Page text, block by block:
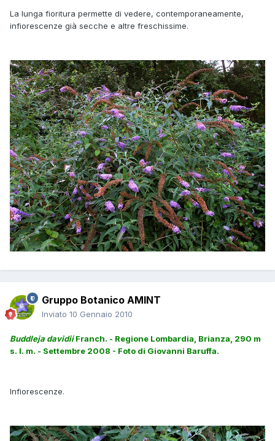
La lunga fioritura permette di vedere, contemporaneamente,
infiorescenze già secche e altre freschissime.
Gruppo Botanico AMINT
Inviato 10 Gennaio 2010
Buddleja davidiiFranch. - Regione Lombardia, Brianza, 290 m
s. l. m. - Settembre 2008 - Foto di Giovanni Baruffa.
Infiorescenze.